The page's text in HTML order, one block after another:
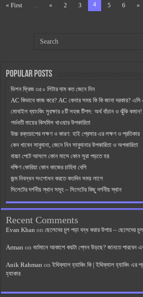
« First ... « 2 3 4 5 6 »
Popular Posts
ভিশন ফ্রিজ ৩৫০ লিটার দাম কত জেনে নিন
AC কিভাবে কাজ করে? AC কেনার সময় কি কি জানা দরকার? এসি
মোবাইল ব্যাংকিং সুরক্ষার ৫টি সহজ টিপস: অর্থ বাঁচান ও ঝুঁকি কমান!
গর্ভবতী মায়ের কিসমিস খাওয়ার উপকারিতা
উচ্চ রক্তচাপের লক্ষণ ও কারণ: হাই প্রেসার এর লক্ষণ ও প্রতিকার
কেন খাবেন সাবুদানা, জেনে নিন সাবুদানার উপকারিতা ও অপকারিতা
বাচ্চা পেটে আসলে কোন মাসে কোন সূরা পড়তে হয়
দক্ষিণ কোরিয়া কোন কাজের চাহিদা বেশি
জন্ম নিবন্ধন সংশোধন করতে কতদিন সময় লাগে
সিলেটের দর্শনীয় স্থান সমূহ – সিলেটের কিছু দর্শনীয় স্থান
Recent Comments
Evan Khan onছেলেদের চুল পড়া বন্ধ করার উপায় – ছেলেদের
Arman onবর্তমানে আকাশে কয়টা প্লেন উড়ছে? জানতে পারবেন
Anik Rahman onইথিক্যাল হ্যাকিং কি | ইথিক্যাল হ্যাকিং এর
হ্যাকার